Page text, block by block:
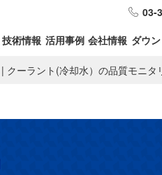
03-
技術情報 活用事例 会社情報 ダウ
クーラント(冷却水）の品質モニタ